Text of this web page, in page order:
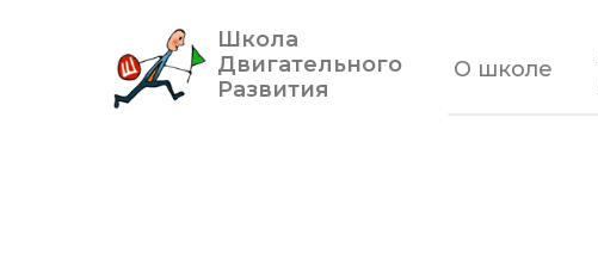
Школа
Двигательного
Развития
О школе